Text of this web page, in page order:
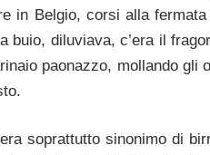
in Belgio, corsi alla
buio, diluviava, c’era il
paonazzo, mollando gli
soprattutto sinonimo di